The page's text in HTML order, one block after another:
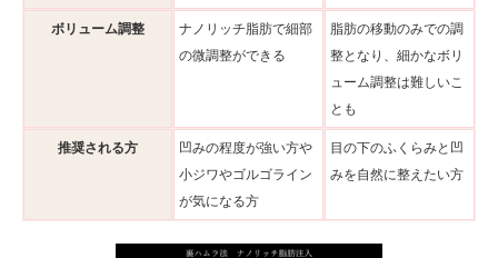
ボリューム調整
ナノリッチ脂肪で細部
の微調整ができる
脂肪の移動のみでの調
整となり、細かなボリ
ューム調整は難しいこ
とも
推奨される方
凹みの程度が強い方や
小ジワやゴルゴライン
が気になる方
目の下のふくらみと凹
みを自然に整えたい方